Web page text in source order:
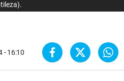
- 16:10